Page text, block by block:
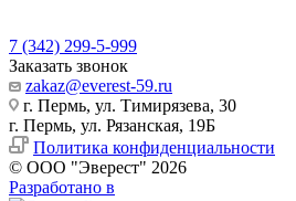
7 (342) 299-5-999
Заказать звонок
zakaz@everest-59.ru
г. Пермь, ул. Тимирязева, 30
г. Пермь, ул. Рязанская, 19Б
Политика конфиденциальности
© ООО "Эверест" 2026
Разработано в